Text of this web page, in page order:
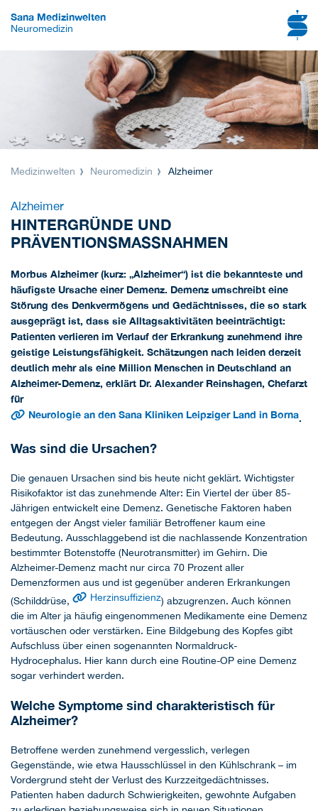
Sana Medizinwelten
Neuromedizin
Medizinwelten Neuromedizin Alzheimer
Alzheimer
HINTERGRÜNDE UND
PRÄVENTIONSMASSNAHMEN
Morbus Alzheimer (kurz: „Alzheimer“) ist die bekannteste und
häufigste Ursache einer Demenz. Demenz umschreibt eine
Störung des Denkvermögens und Gedächtnisses, die so stark
ausgeprägt ist, dass sie Alltagsaktivitäten beeinträchtigt:
Patienten verlieren im Verlauf der Erkrankung zunehmend ihre
geistige Leistungsfähigkeit. Schätzungen nach leiden derzeit
deutlich mehr als eine Million Menschen in Deutschland an
Alzheimer-Demenz, erklärt Dr. Alexander Reinshagen, Chefarzt
für
Neurologie an den Sana Kliniken Leipziger Land in Borna.
Was sind die Ursachen?
Die genauen Ursachen sind bis heute nicht geklärt. Wichtigster
Risikofaktor ist das zunehmende Alter: Ein Viertel der über 85-
Jährigen entwickelt eine Demenz. Genetische Faktoren haben
entgegen der Angst vieler familiär Betroffener kaum eine
Bedeutung. Ausschlaggebend ist die nachlassende Konzentration
bestimmter Botenstoffe (Neurotransmitter) im Gehirn. Die
Alzheimer-Demenz macht nur circa 70 Prozent aller
Demenzformen aus und ist gegenüber anderen Erkrankungen
(Schilddrüse,
Herzinsuffizienz) abzugrenzen. Auch können
die im Alter ja häufig eingenommenen Medikamente eine Demenz
vortäuschen oder verstärken. Eine Bildgebung des Kopfes gibt
Aufschluss über einen sogenannten Normaldruck-
Hydrocephalus. Hier kann durch eine Routine-OP eine Demenz
sogar verhindert werden.
Welche Symptome sind charakteristisch für
Alzheimer?
Betroffene werden zunehmend vergesslich, verlegen
Gegenstände, wie etwa Hausschlüssel in den Kühlschrank – im
Vordergrund steht der Verlust des Kurzzeitgedächtnisses.
Patienten haben dadurch Schwierigkeiten, gewohnte Aufgaben